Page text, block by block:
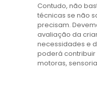
Contudo, não
técnicas se não
precisam.
avaliação da
necessidades e
poderá
motoras,